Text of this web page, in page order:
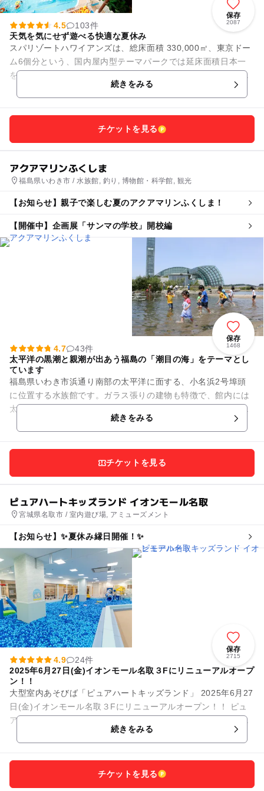
保存
2087
4.5
103件
天気を気にせず遊べる快適な夏休み
スパリゾートハワイアンズは、総床面積 330,000㎡、東京ドー
ム6個分という、国内屋内型テーマパークでは延床面積日本一
を誇る、温水プール・温泉・ホテルからなる大型レジャー施設
続きをみる
チケットを見る
アクアマリンふくしま
福島県いわき市 / 水族館, 釣り, 博物館・科学館, 観光
【お知らせ】親子で楽しむ夏のアクアマリンふくしま！
【開催中】企画展「サンマの学校」開校編
保存
1468
4.7
43件
太平洋の黒潮と親潮が出あう福島の「潮目の海」をテーマとし
ています
福島県いわき市浜通り南部の太平洋に面する、小名浜2号埠頭
に位置する水族館です。ガラス張りの建物も特徴で、館内には
太陽の光が降りそそぎ、自然環境を再現した展示が魅力です。
メイン水槽である潮目の大水...続きをみる
チケットを見る
ピュアハートキッズランド イオンモール名取
宮城県名取市 / 室内遊び場, アミューズメント
【お知らせ】✨夏休み縁日開催！✨
保存
2715
4.9
24件
2025年6月27日(金)イオンモール名取３Fにリニューアルオープ
ン！！
大型室内あそびば「ピュアハートキッズランド」 2025年6月27
日(金)イオンモール名取３Fにリニューアルオープン！！ ピュ
アキッズは完全会員制の大型室内公園です。店内にはとても広
続きをみる
チケットを見る